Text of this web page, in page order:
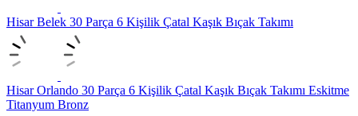
Hisar Belek 30 Parça 6 Kişilik Çatal Kaşık Bıçak Takımı
Hisar Orlando 30 Parça 6 Kişilik Çatal Kaşık Bıçak Takımı Eskitme
Titanyum Bronz